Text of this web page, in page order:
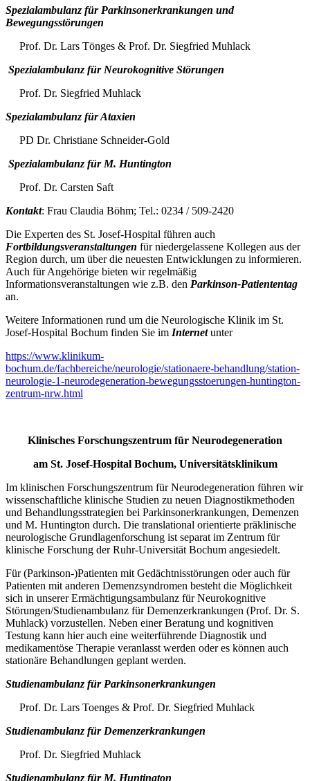
Spezialambulanz für Parkinsonerkrankungen und
Bewegungsstörungen
Prof. Dr. Lars Tönges & Prof. Dr. Siegfried Muhlack
Spezialambulanz für Neurokognitive Störungen
Prof. Dr. Siegfried Muhlack
Spezialambulanz für Ataxien
PD Dr. Christiane Schneider-Gold
Spezialambulanz für M. Huntington
Prof. Dr. Carsten Saft
Kontakt: Frau Claudia Böhm; Tel.: 0234 / 509-2420
Die Experten des St. Josef-Hospital führen auch
Fortbildungsveranstaltungen für niedergelassene Kollegen aus der
Region durch, um über die neuesten Entwicklungen zu informieren.
Auch für Angehörige bieten wir regelmäßig
Informationsveranstaltungen wie z.B. den Parkinson-Patiententag
an.
Weitere Informationen rund um die Neurologische Klinik im St.
Josef-Hospital Bochum finden Sie im Internetunter
https://www.klinikum-
bochum.de/fachbereiche/neurologie/stationaere-behandlung/station-
neurologie-1-neurodegeneration-bewegungsstoerungen-huntington-
zentrum-nrw.html
Klinisches Forschungszentrum für Neurodegeneration
am St. Josef-Hospital Bochum, Universitätsklinikum
Im klinischen Forschungszentrum für Neurodegeneration führen wir
wissenschaftliche klinische Studien zu neuen Diagnostikmethoden
und Behandlungsstrategien bei Parkinsonerkrankungen, Demenzen
und M. Huntington durch. Die translational orientierte präklinische
neurologische Grundlagenforschung ist separat im Zentrum für
klinische Forschung der Ruhr-Universität Bochum angesiedelt.
Für (Parkinson-)Patienten mit Gedächtnisstörungen oder auch für
Patienten mit anderen Demenzsyndromen besteht die Möglichkeit
sich in unserer Ermächtigungsambulanz für Neurokognitive
Störungen/Studienambulanz für Demenzerkrankungen (Prof. Dr. S.
Muhlack) vorzustellen. Neben einer Beratung und kognitiven
Testung kann hier auch eine weiterführende Diagnostik und
medikamentöse Therapie veranlasst werden oder es können auch
stationäre Behandlungen geplant werden.
Studienambulanz für Parkinsonerkrankungen
Prof. Dr. Lars Toenges & Prof. Dr. Siegfried Muhlack
Studienambulanz für Demenzerkrankungen
Prof. Dr. Siegfried Muhlack
Studienambulanz für M. Huntington